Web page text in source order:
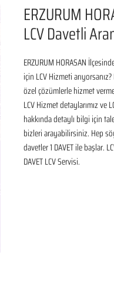
ERZURUM
LCV Davetli
ERZURUM HORASAN
için LCV Hizmeti
özel çözümlerle hizmet
LCV Hizmet detaylarımız ve
hakkında detaylı bilgi için
bizleri arayabilirsiniz. Hep
davetler 1 DAVET ile başlar.
DAVET LCV Servisi.